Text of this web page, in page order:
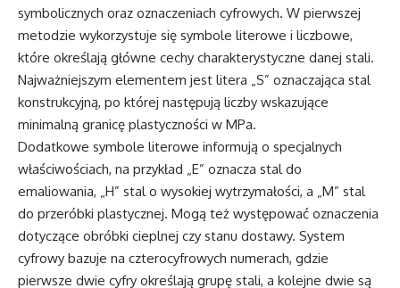
symbolicznych oraz oznaczeniach cyfrowych. W pierwszej
metodzie wykorzystuje się symbole literowe i liczbowe,
które określają główne cechy charakterystyczne danej stali.
Najważniejszym elementem jest litera „S” oznaczająca stal
konstrukcyjną, po której następują liczby wskazujące
minimalną granicę plastyczności w MPa.
Dodatkowe symbole literowe informują o specjalnych
właściwościach, na przykład „E” oznacza stal do
emaliowania, „H” stal o wysokiej wytrzymałości, a „M” stal
do przeróbki plastycznej. Mogą też występować oznaczenia
dotyczące obróbki cieplnej czy stanu dostawy. System
cyfrowy bazuje na czterocyfrowych numerach, gdzie
pierwsze dwie cyfry określają grupę stali, a kolejne dwie są